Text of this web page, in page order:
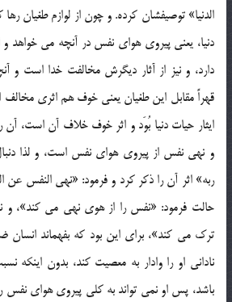
الدنیا» توصیفشان کرده. و چون از لوازم طغیان
دنیا، یعنی پیروی هوای نفس در آنچه می
دارد، و نیز از آثار دیگرش مخالفت خدا است و
قهراً مقابل این طغیان یعنی خوف هم اثری مخالف
ایثار حیات دنیا بُوَد و اثر خوف خلاف آن است، آن
و نهی نفس از پیروی هوای نفس است، و لذا
ربه» اثر آن را ذکر کرد و فرمود: «نهی النفس عن
حالت فرمود: «نفس را از هوی نهی می کند»، و
ترک می کند»، برای این بود که بفهماند
نادانی او را وادار به معصیت کند، بدون اینکه
باشد، پس او نمی تواند به کلی پیروی هوای نفس